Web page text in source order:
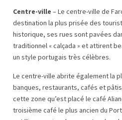
Centre-ville – Le centre-ville de
destination la plus prisée des
historique, ses rues sont pavées
traditionnel « calçada » et attirent
un style portugais très célèbres.
Le centre-ville abrite également la
banques, restaurants, cafés et
cette zone qu’est placé le café
troisième café le plus ancien du